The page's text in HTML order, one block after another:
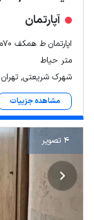
آپارتمان
متر حیاط
شهرک شریعتی, تهران
مشاهده جزییات
4 تصویر